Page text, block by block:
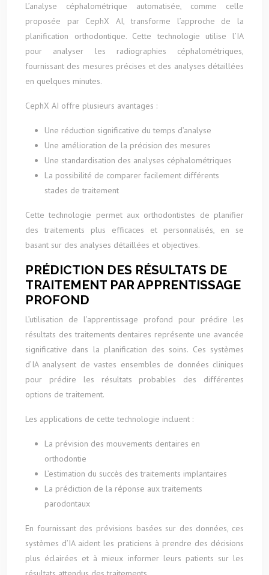
L’analyse céphalométrique automatisée, comme celle
proposée par CephX AI, transforme l’approche de la
planification orthodontique. Cette technologie utilise l’IA
pour analyser les radiographies céphalométriques,
fournissant des mesures précises et des analyses détaillées
en quelques minutes.
CephX AI offre plusieurs avantages :
Une réduction significative du temps d’analyse
Une amélioration de la précision des mesures
Une standardisation des analyses céphalométriques
La possibilité de comparer facilement différents
stades de traitement
Cette technologie permet aux orthodontistes de planifier
des traitements plus efficaces et personnalisés, en se
basant sur des analyses détaillées et objectives.
PRÉDICTION DES RÉSULTATS DE
TRAITEMENT PAR APPRENTISSAGE
PROFOND
L’utilisation de l’apprentissage profond pour prédire les
résultats des traitements dentaires représente une avancée
significative dans la planification des soins. Ces systèmes
d’IA analysent de vastes ensembles de données cliniques
pour prédire les résultats probables des différentes
options de traitement.
Les applications de cette technologie incluent :
La prévision des mouvements dentaires en
orthodontie
L’estimation du succès des traitements implantaires
La prédiction de la réponse aux traitements
parodontaux
En fournissant des prévisions basées sur des données, ces
systèmes d’IA aident les praticiens à prendre des décisions
plus éclairées et à mieux informer leurs patients sur les